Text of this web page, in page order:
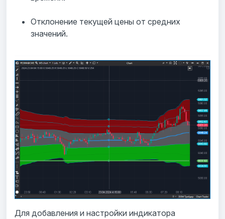
Отклонение текущей цены от средних
значений.
Для добавления и настройки индикатора